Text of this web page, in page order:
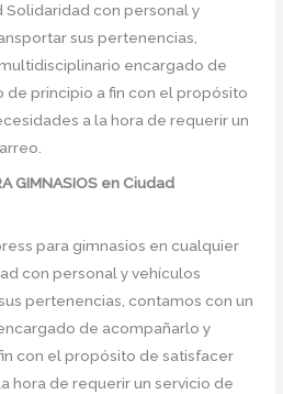
Solidaridad con personal y
sus pertenencias,
encargado de
de principio a fin con el propósito
a la hora de requerir un
GIMNASIOS en Ciudad
para gimnasios en cualquier
con personal y vehículos
pertenencias, contamos con un
de acompañarlo y
con el propósito de satisfacer
hora de requerir un servicio de